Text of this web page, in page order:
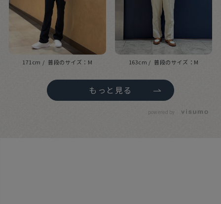
M
171cm M
163cm
powered by
もっと見る